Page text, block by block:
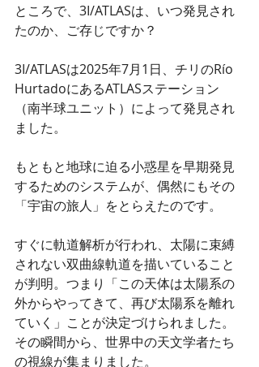
ところで、3I/ATLASは、いつ発見され
たのか、ご存じですか？
3I/ATLASは2025年7月1日、チリのRío
HurtadoにあるATLASステーション
（南半球ユニット）によって発見され
ました。
もともと地球に迫る小惑星を早期発見
するためのシステムが、偶然にもその
「宇宙の旅人」をとらえたのです。
すぐに軌道解析が行われ、太陽に束縛
されない双曲線軌道を描いていること
が判明。つまり「この天体は太陽系の
外からやってきて、再び太陽系を離れ
ていく」ことが決定づけられました。
その瞬間から、世界中の天文学者たち
の視線が集まりました。